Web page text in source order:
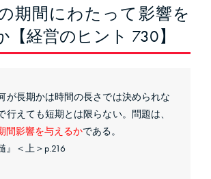
期間にわたって影響を
【経営のヒント 730】
が長期かは時間の長さでは決められな
行えても短期とは限らない。問題は、
間影響を与えるかである。
』＜上＞p.216